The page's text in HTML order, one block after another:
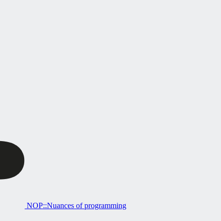
NOP::Nuances of programming